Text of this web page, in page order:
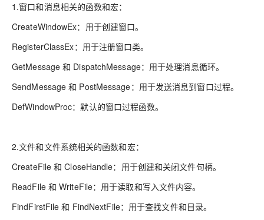
1.窗口和消息相关的函数和宏：
CreateWindowEx：用于创建窗口。
RegisterClassEx：用于注册窗口类。
GetMessage 和 DispatchMessage：用于处理消息循环。
SendMessage 和 PostMessage：用于发送消息到窗口过程。
DefWindowProc：默认的窗口过程函数。
2.文件和文件系统相关的函数和宏：
CreateFile 和 CloseHandle：用于创建和关闭文件句柄。
ReadFile 和 WriteFile：用于读取和写入文件内容。
FindFirstFile 和 FindNextFile：用于查找文件和目录。